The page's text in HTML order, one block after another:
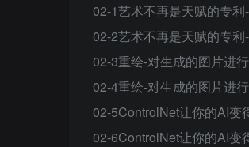
02-1艺术不再是天赋的专
02-2艺术不再是天赋的专利
02-3重绘-对生成的图片进
02-4重绘-对生成的图片进
02-5ControlNet让你的AI变
02-6ControlNet让你的AI变